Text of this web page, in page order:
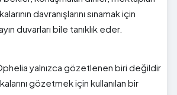
davranışlarını sınamak için
duvarları bile tanıklık eder.
yalnızca gözetlenen biri değildir
gözetmek için kullanılan bir